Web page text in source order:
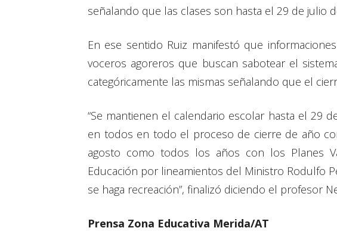
señalando que las clases son hasta el 29 de julio
En ese sentido Ruiz manifestó que
voceros agoreros que buscan sabotear el
categóricamente las mismas señalando que el
“Se mantienen el calendario escolar hasta el 29
en todos en todo el proceso de cierre de año
agosto como todos los años con los Planes
Educación por lineamientos del Ministro Rodulfo
se haga recreación”, finalizó diciendo el profesor
Prensa Zona Educativa Merida/AT